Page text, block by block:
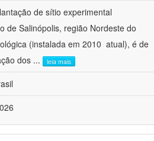
de sítio experimental
de Salinópolis, região Nordeste do
(instalada em 2010  atual), é de
dos ... leia mais